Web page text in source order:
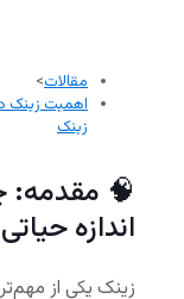
مقالات>
اهمیت زینک
زینک
🧠 مقدمه:
اندازه
زینک یکی از